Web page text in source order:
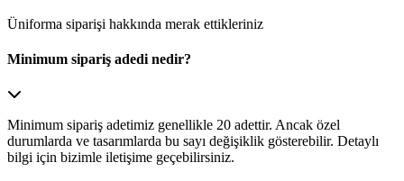
Üniforma siparişi hakkında merak ettikleriniz
Minimum sipariş adedi nedir?
Minimum sipariş adetimiz genellikle 20 adettir. Ancak özel
durumlarda ve tasarımlarda bu sayı değişiklik gösterebilir. Detaylı
bilgi için bizimle iletişime geçebilirsiniz.